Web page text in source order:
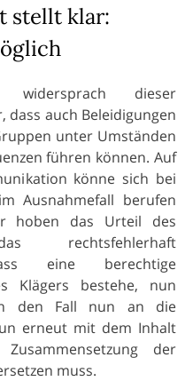
stellt klar:
widersprach dieser
auch Beleidigungen
unter Umständen
führen können. Auf
könne sich bei
Ausnahmefall berufen
hoben das Urteil des
rechtsfehlerhaft
eine berechtige
Klägers bestehe, nun
den Fall nun an die
erneut mit dem Inhalt
der
muss.